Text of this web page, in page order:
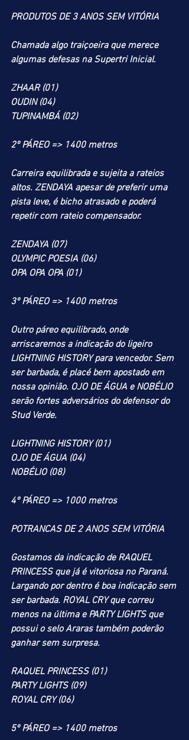
PRODUTOS DE 3 ANOS SEM VITÓRIA
Chamada algo traiçoeira que merece
algumas defesas na Supertri Inicial.
ZHAAR (01)
OUDIN (04)
TUPINAMBÁ (02)
2º PÁREO => 1400 metros
Carreira equilibrada e sujeita a rateios
altos. ZENDAYA apesar de preferir uma
pista leve, é bicho atrasado e poderá
repetir com rateio compensador.
ZENDAYA (07)
OLYMPIC POESIA (06)
OPA OPA OPA (01)
3º PÁREO => 1400 metros
Outro páreo equilibrado, onde
arriscaremos a indicação do ligeiro
LIGHTNING HISTORY para vencedor. Sem
ser barbada, é placé bem apostado em
nossa opinião. OJO DE ÁGUA e NOBÉLIO
serão fortes adversários do defensor do
Stud Verde.
LIGHTNING HISTORY (01)
OJO DE ÁGUA (04)
NOBÉLIO (08)
4º PÁREO => 1000 metros
POTRANCAS DE 2 ANOS SEM VITÓRIA
Gostamos da indicação de RAQUEL
PRINCESS que já é vitoriosa no Paraná.
Largando por dentro é boa indicação sem
ser barbada. ROYAL CRY que correu
menos na última e PARTY LIGHTS que
possui o selo Araras também poderão
ganhar sem surpresa.
RAQUEL PRINCESS (01)
PARTY LIGHTS (09)
ROYAL CRY (06)
5º PÁREO => 1400 metros